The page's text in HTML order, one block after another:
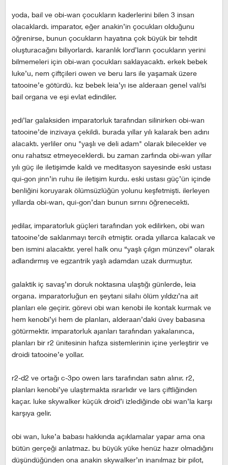
yoda, bail ve obi-wan çocukların kaderlerini bilen 3 insan
olacaklardı. imparator, eğer anakin’in çocukları olduğunu
öğrenirse, bunun çocukların hayatına çok büyük bir tehdit
oluşturacağını biliyorlardı. karanlık lord’ların çocukların yerini
bilmemeleri için obi-wan çocukları saklayacaktı. erkek bebek
luke’u, nem çiftçileri owen ve beru lars ile yaşamak üzere
tatooine’e götürdü. kız bebek leia’yı ise alderaan genel vali’si
bail organa ve eşi evlat edindiler.
jedi’lar galaksiden imparatorluk tarafından silinirken obi-wan
tatooine’de inzivaya çekildi. burada yıllar yılı kalarak ben adını
alacaktı. yerliler onu "yaşlı ve deli adam" olarak bilecekler ve
onu rahatsız etmeyeceklerdi. bu zaman zarfında obi-wan yıllar
yılı güç ile iletişimde kaldı ve meditasyon sayesinde eski ustası
qui-gon jinn’in ruhu ile iletişim kurdu. eski ustası güç’ün içinde
benliğini koruyarak ölümsüzlüğün yolunu keşfetmişti. ilerleyen
yıllarda obi-wan, qui-gon’dan bunun sırrını öğrenecekti.
jedilar, imparatorluk güçleri tarafından yok edilirken, obi wan
tatooine’de saklanmayı tercih etmiştir. orada yıllarca kalacak ve
ben ismini alacaktır. yerel halk onu “yaşlı çılgın münzevi” olarak
adlandırmış ve egzantrik yaşlı adamdan uzak durmuştur.
galaktik iç savaş’ın doruk noktasına ulaştığı günlerde, leia
organa. imparatorluğun en şeytani silahı ölüm yıldızı’na ait
planları ele geçirir. görevi obi wan kenobi ile kontak kurmak ve
hem kenobi’yi hem de planları, alderaan’daki üvey babasına
götürmektir. imparatorluk ajanları tarafından yakalanınca,
planları bir r2 ünitesinin hafıza sistemlerinin içine yerleştirir ve
droidi tatooine’e yollar.
r2-d2 ve ortağı c-3po owen lars tarafından satın alınır. r2,
planları kenobi’ye ulaştırmakta ısrarlıdır ve lars çiftliğinden
kaçar. luke skywalker küçük droid’i izlediğinde obi wan’la karşı
karşıya gelir.
obi wan, luke’a babası hakkında açıklamalar yapar ama ona
bütün gerçeği anlatmaz. bu büyük yüke henüz hazır olmadığını
düşündüğünden ona anakin skywalker’ın inanılmaz bir pilot,